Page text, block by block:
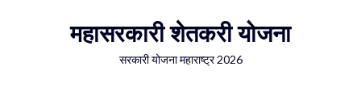
महासरकारी शेतकरी योजना
सरकारी योजना महाराष्ट्र 2026